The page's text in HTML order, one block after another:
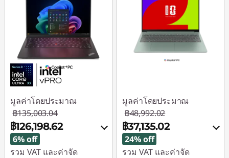
มูลค่าโดยประมาณ
฿135,003.04
฿126,198.62
6% off
รวม VAT และค่าจัด
มูลค่าโดยประมาณ
฿48,992.02
฿37,135.02
24% off
รวม VAT และค่าจัด